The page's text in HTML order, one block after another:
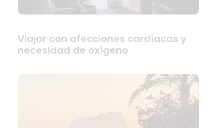
Viajar con afecciones cardíacas y
necesidad de oxígeno